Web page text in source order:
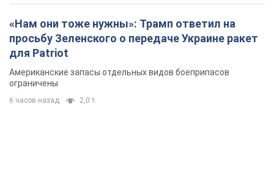
«Нам они тоже нужны»: Трамп ответил на
просьбу Зеленского о передаче Украине ракет
для Patriot
Американские запасы отдельных видов боеприпасов
ограничены
6 часов назад 2,0 т.